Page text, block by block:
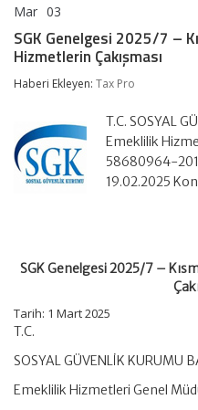
Mar 03
2025/7
–
Süreli
Hizmetlerin
Çakışması
için
SGK Genelgesi 2025/7 –
Hizmetlerin Çakışması
Haberi Ekleyen: Tax Pro
T.C. SOSYAL
Emeklilik
58680964-
19.02.2025
SGK Genelgesi 2025/7 –
Tarih: 1 Mart 2025
T.C.
SOSYAL GÜVENLİK KURUMU
Emeklilik Hizmetleri Genel